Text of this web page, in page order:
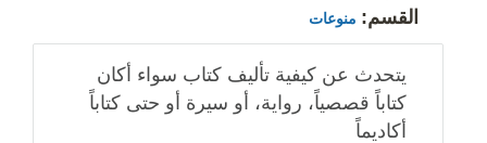
القسم: منوعات
يتحدث عن كيفية تأليف كتاب سواء أكان
كتاباً قصصياً، رواية، أو سيرة أو حتى كتاباً
أكاديماً